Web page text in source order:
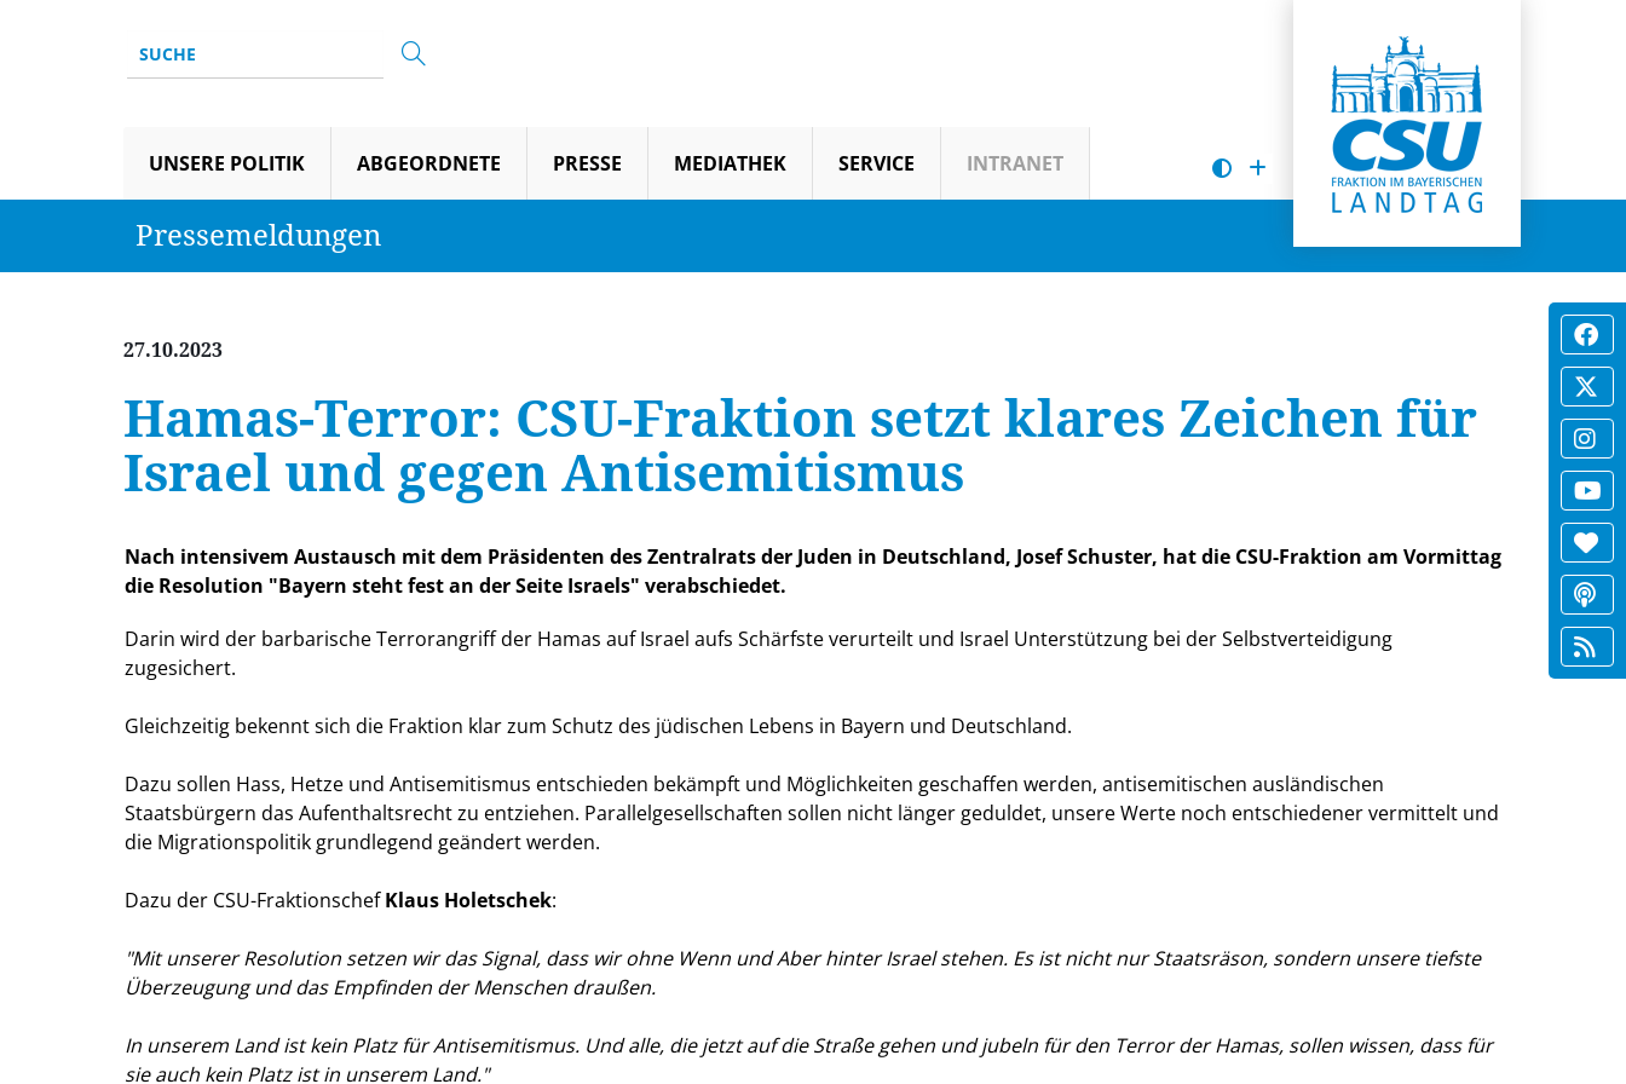
UNSERE POLITIK ABGEORDNETE PRESSE MEDIATHEK SERVICE INTRANET
Pressemeldungen
27.10.2023
Hamas-Terror: CSU-Fraktion setzt klares Zeichen für
Israel und gegen Antisemitismus
Nach intensivem Austausch mit dem Präsidenten des Zentralrats der Juden in Deutschland, Josef Schuster, hat die CSU-Fraktion am Vormittag
die Resolution "Bayern steht fest an der Seite Israels" verabschiedet.
Darin wird der barbarische Terrorangriff der Hamas auf Israel aufs Schärfste verurteilt und Israel Unterstützung bei der Selbstverteidigung
zugesichert.
Gleichzeitig bekennt sich die Fraktion klar zum Schutz des jüdischen Lebens in Bayern und Deutschland.
Dazu sollen Hass, Hetze und Antisemitismus entschieden bekämpft und Möglichkeiten geschaffen werden, antisemitischen ausländischen
Staatsbürgern das Aufenthaltsrecht zu entziehen. Parallelgesellschaften sollen nicht länger geduldet, unsere Werte noch entschiedener vermittelt und
die Migrationspolitik grundlegend geändert werden.
Dazu der CSU-FraktionschefKlaus Holetschek:
"Mit unserer Resolution setzen wir das Signal, dass wir ohne Wenn und Aber hinter Israel stehen. Es ist nicht nur Staatsräson, sondern unsere tiefste
Überzeugung und das Empfinden der Menschen draußen.
In unserem Land ist kein Platz für Antisemitismus. Und alle, die jetzt auf die Straße gehen und jubeln für den Terror der Hamas, sollen wissen, dass für
sie auch kein Platz ist in unserem Land."